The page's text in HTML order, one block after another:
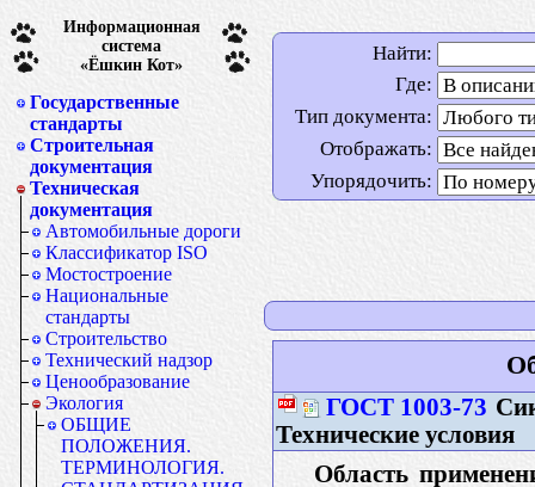
Информационная
система
«Ёшкин Кот»
Государственные
стандарты
Строительная
документация
Техническая
документация
Автомобильные дороги
Классификатор ISO
Мостостроение
Национальные
стандарты
Строительство
Технический надзор
Ценообразование
Экология
ОБЩИЕ
ПОЛОЖЕНИЯ.
ТЕРМИНОЛОГИЯ.
Найти:
Где:
Тип документа:
Отображать:
Упорядочить:
ГОСТ 1003-73
Технические условия
Область